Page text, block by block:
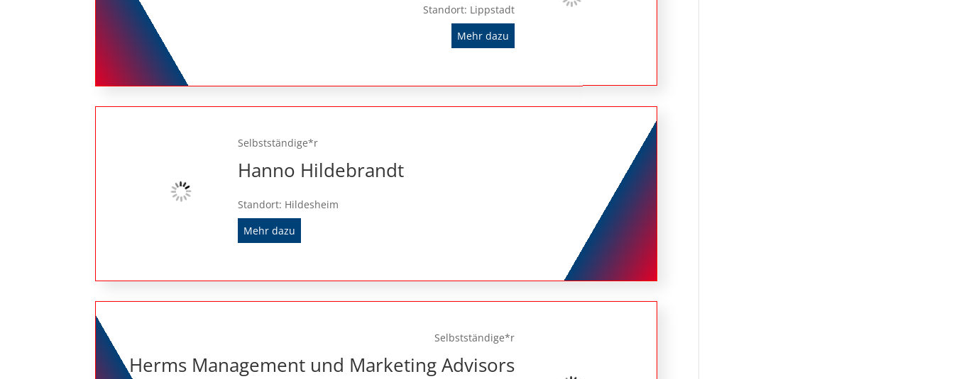
Standort: Lippstadt
Mehr dazu
Selbstständige*r
Hanno Hildebrandt
Standort: Hildesheim
Mehr dazu
Selbstständige*r
Herms Management und Marketing Advisors